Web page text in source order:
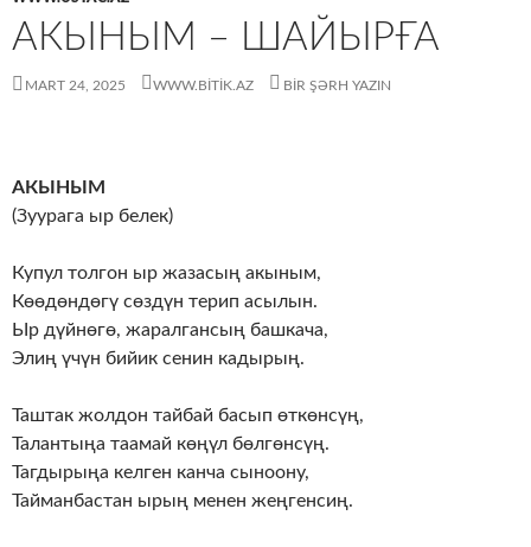
АКЫНЫМ – ШАЙЫРҒА
MART 24, 2025 WWW.BITIK.AZ BIR ŞƏRH YAZIN
АКЫНЫМ
(Зуурага ыр белек)
Купул толгон ыр жазасың акыным,
Көөдөндөгү сөздүн терип асылын.
Ыр дүйнөгө, жаралгансың башкача,
Элиң үчүн бийик сенин кадырың.
Таштак жолдон тайбай басып өткөнсүң,
Талантыңа таамай көңүл бөлгөнсүң.
Тагдырыңа келген канча сыноону,
Тайманбастан ырың менен жеңгенсиң.